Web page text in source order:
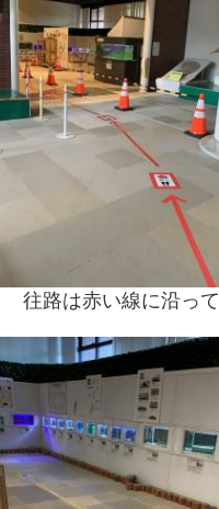
往路は赤い線に沿って